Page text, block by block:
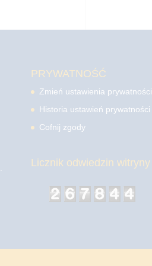
PRYWATNOŚĆ
Zmień ustawienia prywatności
Historia ustawień prywatności
Cofnij zgody
Licznik odwiedzin witryny